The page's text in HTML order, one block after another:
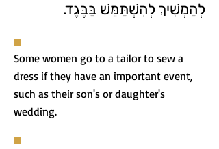
לְהַמְשִׁיךְ לְהִשְׁתַּמֵּשׁ בַּבֶּגֶד.
Some women go to a tailor to sew a
dress if they have an important event,
such as their son's or daughter's
wedding.